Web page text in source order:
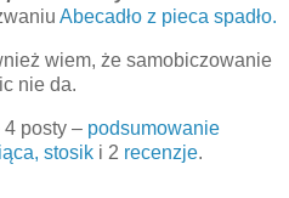
Abecadło z pieca spadło.
wiem, że samobiczowanie
nie da.
4 posty – podsumowanie
stosik i 2 recenzje.